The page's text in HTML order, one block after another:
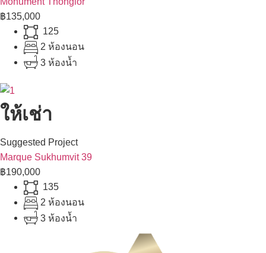
฿135,000
125
2 ห้องนอน
3 ห้องน้ำ
ให้เช่า
Suggested Project
Marque Sukhumvit 39
฿190,000
135
2 ห้องนอน
3 ห้องน้ำ